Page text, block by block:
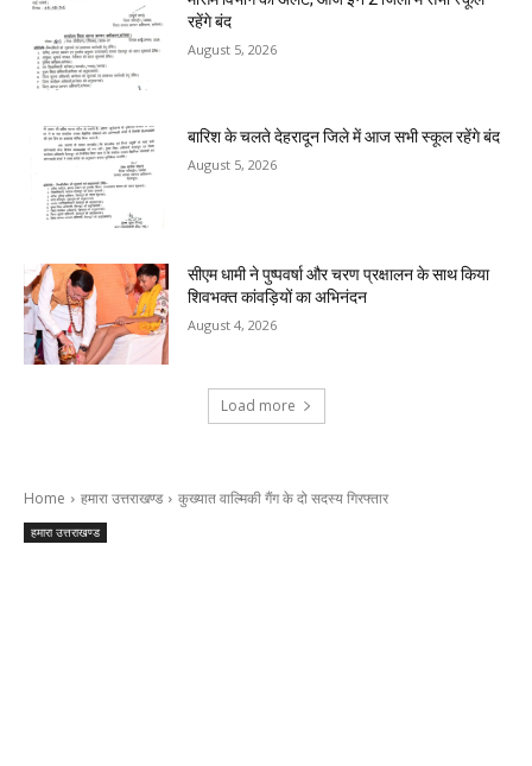
रहेंगे बंद
August 5, 2026
बारिश के चलते देहरादून जिले में आज सभी स्कूल रहेंगे बंद
August 5, 2026
सीएम धामी ने पुष्पवर्षा और चरण प्रक्षालन के साथ किया
शिवभक्त कांवड़ियों का अभिनंदन
August 4, 2026
Load more